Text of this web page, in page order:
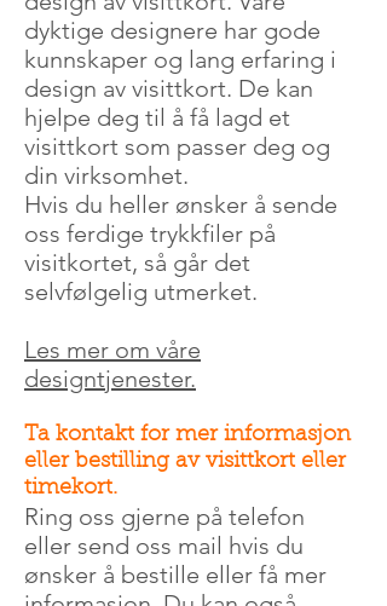
dyktige designere har gode
kunnskaper og lang erfaring i
design av visittkort. De kan
hjelpe deg til å få lagd et
visittkort som passer deg og
din virksomhet.
Hvis du heller ønsker å sende
oss ferdige trykkfiler på
visitkortet, så går det
selvfølgelig utmerket.
Les mer om våre
designtjenester.
Ta kontakt for mer informasjon
eller bestilling av visittkort eller
timekort.
Ring oss gjerne på telefon
eller send oss mail hvis du
ønsker å bestille eller få mer